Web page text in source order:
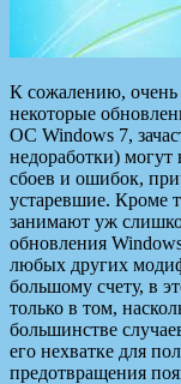
К сожалению, очень
некоторые
ОС Windows 7,
недоработки)
сбоев и ошибок,
устаревшие. Кроме
занимают уж
обновления
любых других
большому счету, в
только в том,
большинстве
его нехватке для
предотвращения